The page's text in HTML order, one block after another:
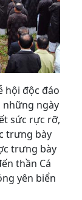
hội độc đáo
những ngày
sức rực rỡ,
trưng bày
trưng bày
thần Cá
yên biển